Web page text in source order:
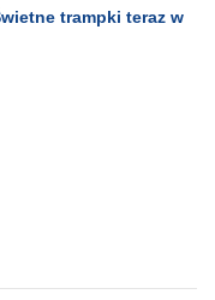
trampki teraz w